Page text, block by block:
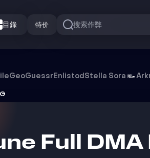
目錄 特价 搜索作弊
GeoGuessrEnlistodStella Sora
Full DMA